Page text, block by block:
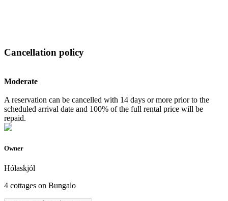
Cancellation policy
Moderate
A reservation can be cancelled with 14 days or more prior to the
scheduled arrival date and 100% of the full rental price will be
repaid.
Owner
Hólaskjól
4 cottages on Bungalo